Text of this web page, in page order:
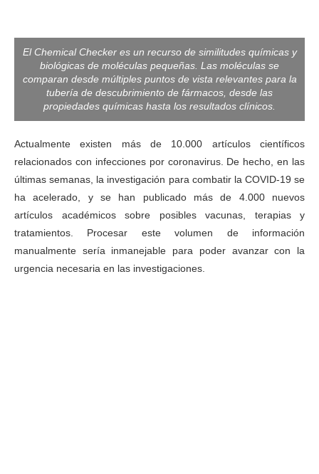
El Chemical Checker es un recurso de similitudes químicas y
biológicas de moléculas pequeñas. Las moléculas se
comparan desde múltiples puntos de vista relevantes para la
tubería de descubrimiento de fármacos, desde las
propiedades químicas hasta los resultados clínicos.
Actualmente existen más de 10.000 artículos científicos
relacionados con infecciones por coronavirus. De hecho, en las
últimas semanas, la investigación para combatir la COVID-19 se
ha acelerado, y se han publicado más de 4.000 nuevos
artículos académicos sobre posibles vacunas, terapias y
tratamientos. Procesar este volumen de información
manualmente sería inmanejable para poder avanzar con la
urgencia necesaria en las investigaciones.